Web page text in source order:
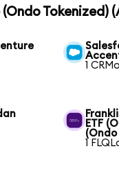
Tokenized)
1
ETF
1